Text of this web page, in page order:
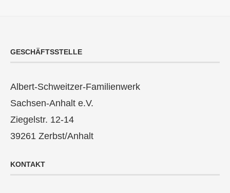
GESCHÄFTSSTELLE
Albert-Schweitzer-Familienwerk
Sachsen-Anhalt e.V.
Ziegelstr. 12-14
39261 Zerbst/Anhalt
KONTAKT